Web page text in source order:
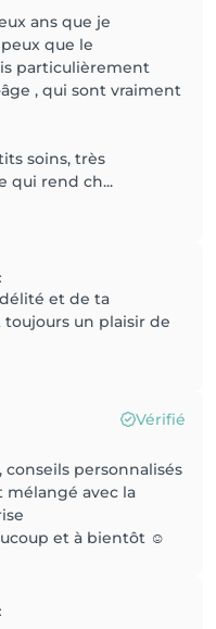
ans que je
que le
particulièrement
, qui sont vraiment
soins, très
qui rend ch...
:
et de ta
toujours un plaisir de
Vérifié
personnalisés
avec la
et à bientôt ☺️
: